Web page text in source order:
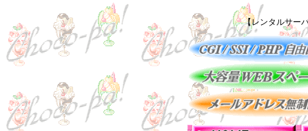
【レンタルサー